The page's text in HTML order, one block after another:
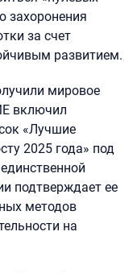
захоронения
за счет
развитием.
мировое
включил
«Лучшие
2025 года» под
подтверждает ее
методов
на